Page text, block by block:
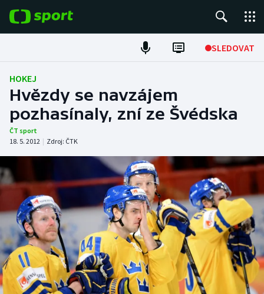
SLEDOVAT
Fotbal
Hokej
Tenis
Atletika
Cyklistika
DALŠÍ SPORTY
Americký fotbal
Baseball a softbal
NEPŘEHLÉDNĚTE
Soutěže
HOKEJ
Hvězdy se navzájem
pozhasínaly, zní ze Švédska
ČT sport
18. 5. 2012 | Zdroj: ČTK